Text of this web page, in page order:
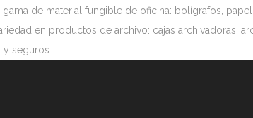
gama de material fungible de oficina: bolígrafos,
en productos de archivo: cajas archivadoras,
seguros.